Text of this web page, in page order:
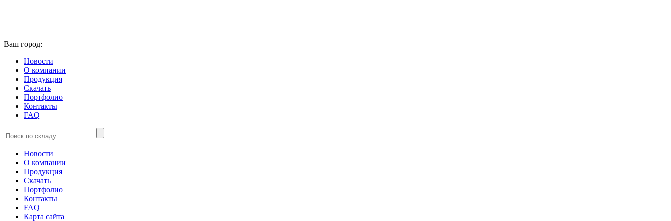
Ваш город:
Новости
О компании
Продукция
Скачать
Портфолио
Контакты
FAQ
Новости
О компании
Продукция
Скачать
Портфолио
Контакты
FAQ
Карта сайта